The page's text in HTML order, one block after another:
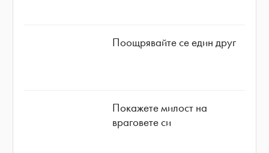
Поощрявайте се един друг
Покажете милост на
враговете си